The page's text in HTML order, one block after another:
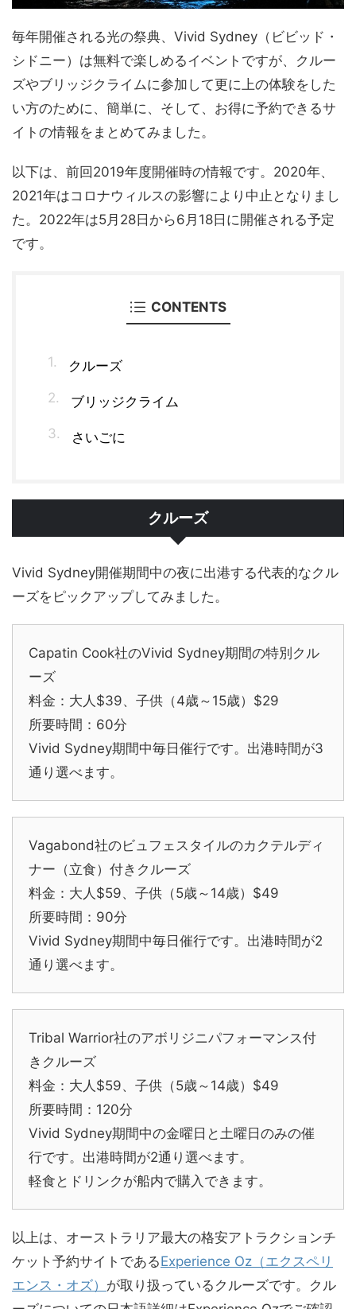
毎年開催される光の祭典、Vivid Sydney（ビビッド・
シドニー）は無料で楽しめるイベントですが、クルー
ズやブリッジクライムに参加して更に上の体験をした
い方のために、簡単に、そして、お得に予約できるサ
イトの情報をまとめてみました。
以下は、前回2019年度開催時の情報です。2020年、
2021年はコロナウィルスの影響により中止となりまし
た。2022年は5月28日から6月18日に開催される予定
です。
CONTENTS
クルーズ
ブリッジクライム
さいごに
クルーズ
Vivid Sydney開催期間中の夜に出港する代表的なクル
ーズをピックアップしてみました。
Capatin Cook社のVivid Sydney期間の特別クル
ーズ
料金：大人$39、子供（4歳～15歳）$29
所要時間：60分
Vivid Sydney期間中毎日催行です。出港時間が3
通り選べます。
Vagabond社のビュフェスタイルのカクテルディ
ナー（立食）付きクルーズ
料金：大人$59、子供（5歳～14歳）$49
所要時間：90分
Vivid Sydney期間中毎日催行です。出港時間が2
通り選べます。
Tribal Warrior社のアボリジニパフォーマンス付
きクルーズ
料金：大人$59、子供（5歳～14歳）$49
所要時間：120分
Vivid Sydney期間中の金曜日と土曜日のみの催
行です。出港時間が2通り選べます。
軽食とドリンクが船内で購入できます。
以上は、オーストラリア最大の格安アトラクションチ
ケット予約サイトであるExperience Oz（エクスペリ
エンス・オズ） が取り扱っているクルーズです。クル